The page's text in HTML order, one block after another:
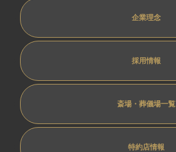
企業理念
採用情報
斎場・葬儀場一覧
特約店情報